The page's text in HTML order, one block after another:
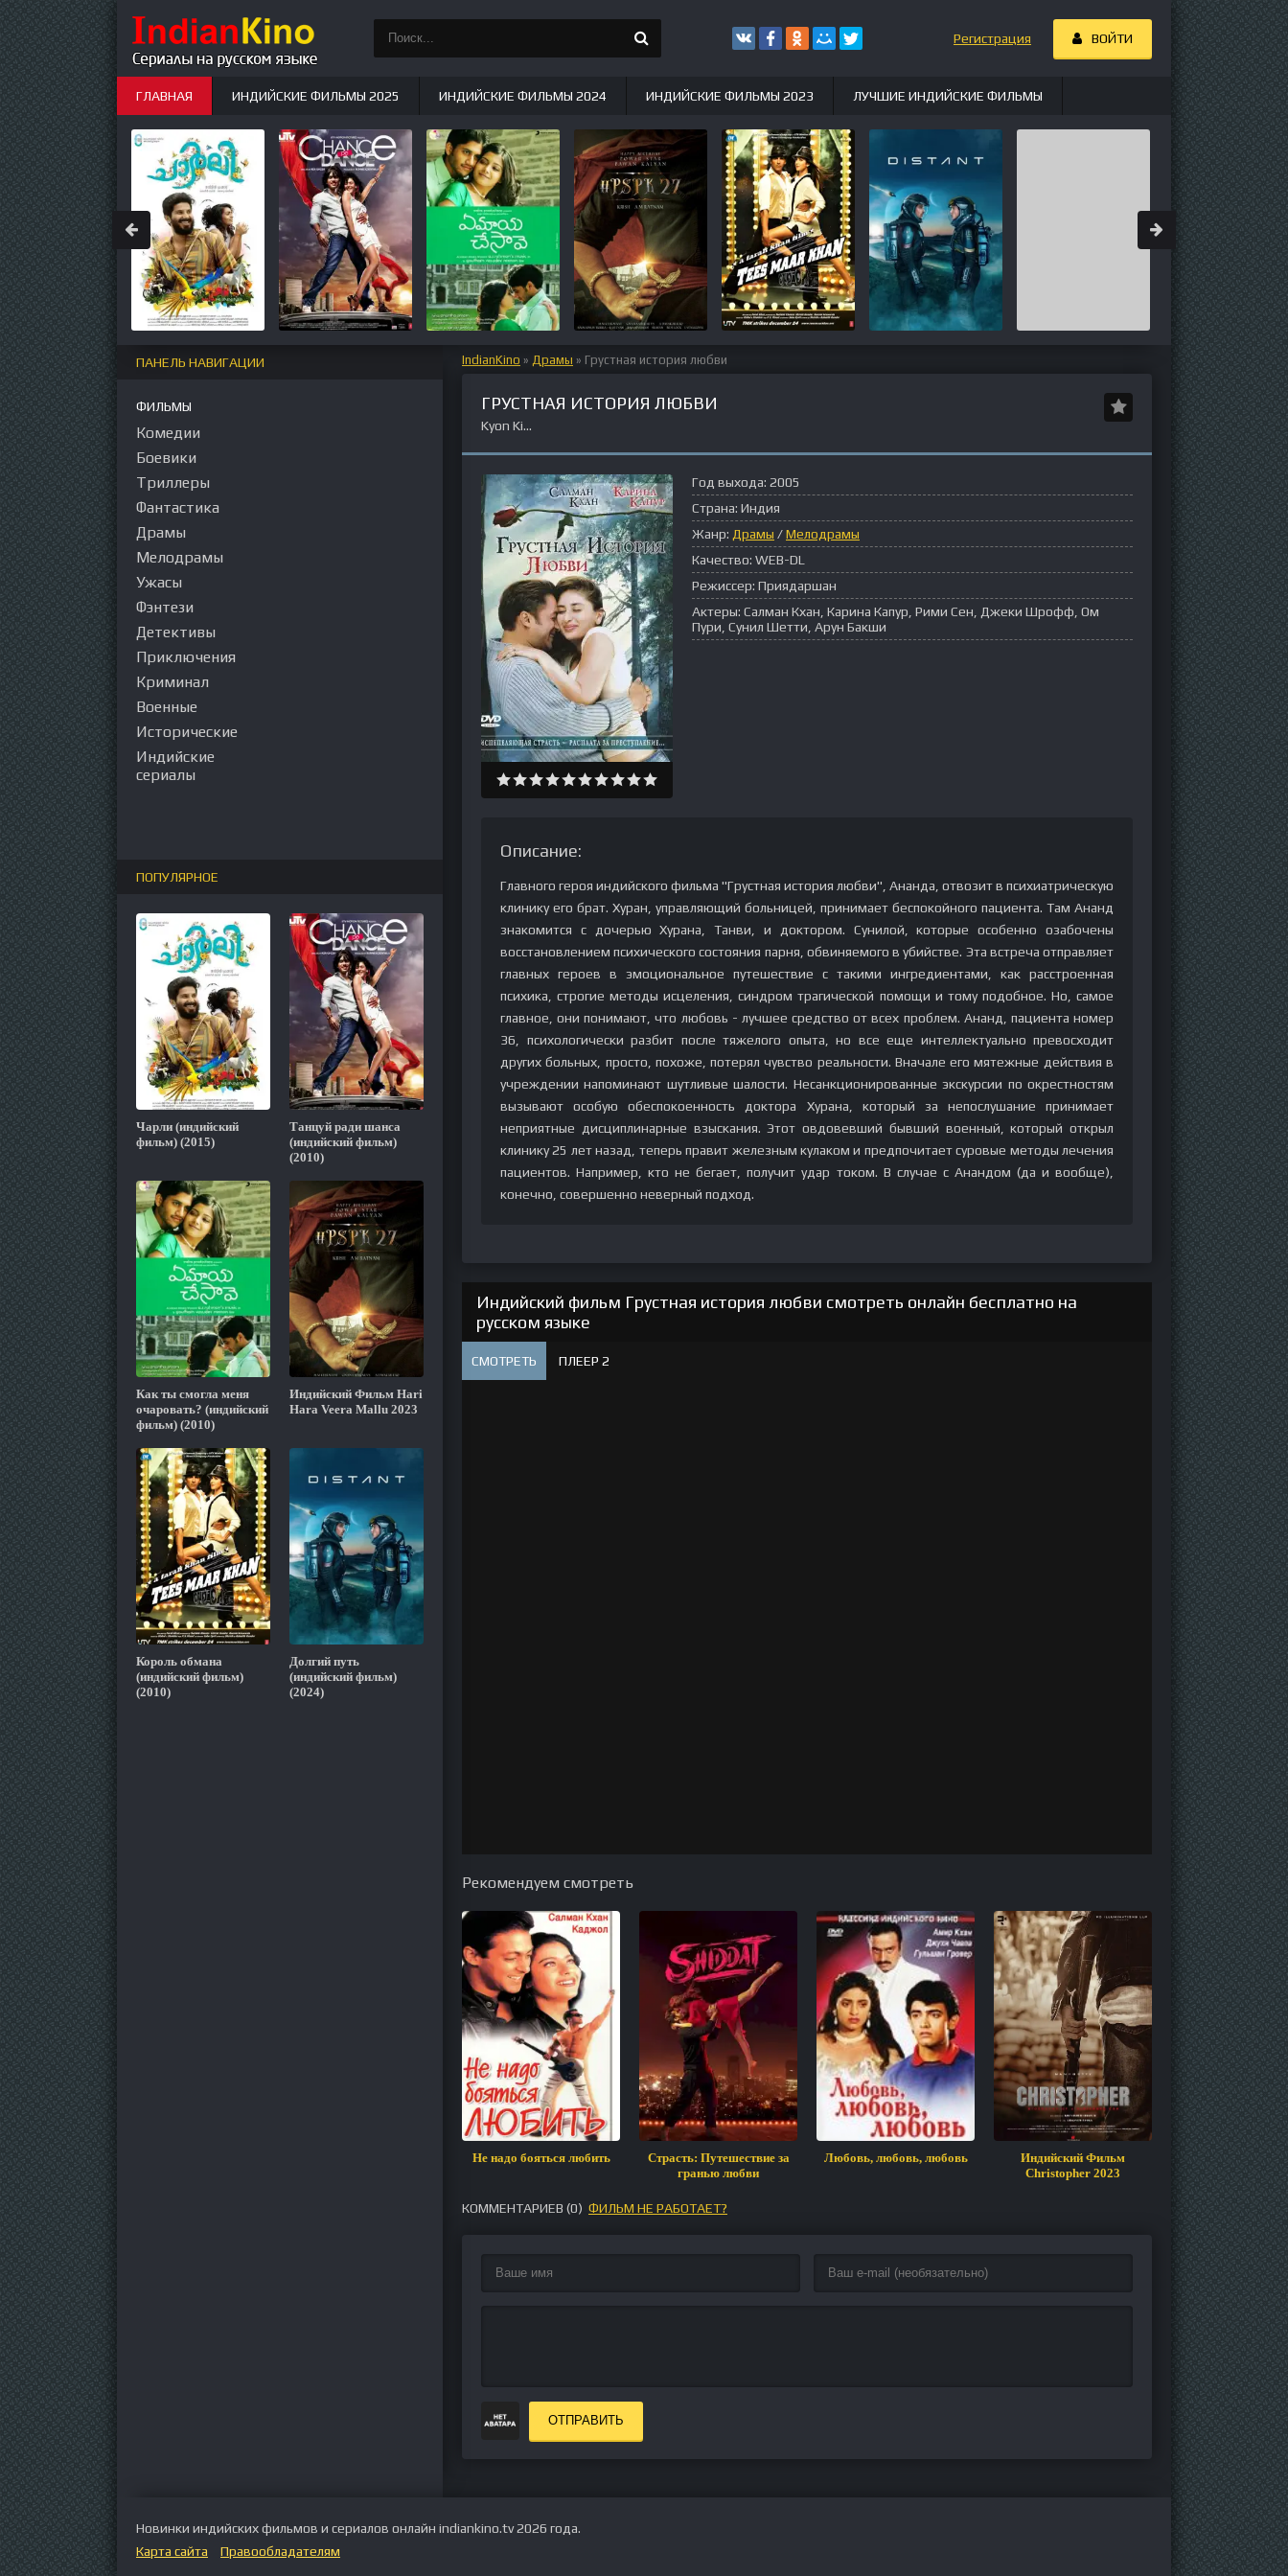
IndianKino » Драмы » Грустная история любви
ГРУСТНАЯ ИСТОРИЯ ЛЮБВИ
Kyon Ki...
Год выхода: 2005
Страна: Индия
Жанр: Драмы /Мелодрамы
Качество: WEB-DL
Режиссер: Приядаршан
Актеры: Салман Кхан, Карина Капур, Рими Сен, Джеки Шрофф, Ом
Пури, Сунил Шетти, Арун Бакши
Описание:
Главного героя индийского фильма "Грустная история любви", Ананда, отвозит в психиатрическую
клинику его брат. Хуран, управляющий больницей, принимает беспокойного пациента. Там Ананд
знакомится с дочерью Хурана, Танви, и доктором. Сунилой, которые особенно озабочены
восстановлением психического состояния парня, обвиняемого в убийстве. Эта встреча отправляет
главных героев в эмоциональное путешествие с такими ингредиентами, как расстроенная
психика, строгие методы исцеления, синдром трагической помощи и тому подобное. Но, самое
главное, они понимают, что любовь - лучшее средство от всех проблем. Ананд, пациента номер
36, психологически разбит после тяжелого опыта, но все еще интеллектуально превосходит
других больных, просто, похоже, потерял чувство реальности. Вначале его мятежные действия в
учреждении напоминают шутливые шалости. Несанкционированные экскурсии по окрестностям
вызывают особую обеспокоенность доктора Хурана, который за непослушание принимает
неприятные дисциплинарные взыскания. Этот овдовевший бывший военный, который открыл
клинику 25 лет назад, теперь правит железным кулаком и предпочитает суровые методы лечения
пациентов. Например, кто не бегает, получит удар током. В случае с Анандом (да и вообще),
конечно, совершенно неверный подход.
Индийский фильм Грустная история любви смотреть онлайн бесплатно на
русском языке
СМОТРЕТЬ ПЛЕЕР 2
Рекомендуем смотреть
Не надо бояться любить
Страсть: Путешествие за
гранью любви
Любовь, любовь, любовь
Индийский Фильм
Christopher 2023
Индийский
Shaakuntalam
КОММЕНТАРИЕВ (0) ФИЛЬМ НЕ РАБОТАЕТ?
ОТПРАВИТЬ
ПАНЕЛЬ НАВИГАЦИИ
ФИЛЬМЫ
Комедии
Боевики
Триллеры
Фантастика
Драмы
Мелодрамы
Ужасы
Фэнтези
Детективы
Приключения
Криминал
Военные
Исторические
Индийские
сериалы
ПОПУЛЯРНОЕ
Чарли (индийский
фильм) (2015)
Танцуй ради шанса
(индийский фильм)
(2010)
Как ты смогла меня
очаровать? (индийский
фильм) (2010)
Индийский Фильм Hari
Hara Veera Mallu 2023
Король обмана
(индийский фильм)
(2010)
Долгий путь
(индийский фильм)
(2024)
Регистрация ВОЙТИ
ГЛАВНАЯ ИНДИЙСКИЕ ФИЛЬМЫ 2025 ИНДИЙСКИЕ ФИЛЬМЫ 2024 ИНДИЙСКИЕ ФИЛЬМЫ 2023 ЛУЧШИЕ ИНДИЙСКИЕ ФИЛЬМЫ
ИНДИЙСКИЕ СЕРИАЛЫ НОВЫЕ
Новинки индийских фильмов и сериалов онлайн indiankino.tv 2026 года.
Карта сайта
Правообладателям